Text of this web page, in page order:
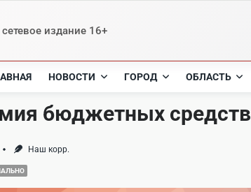
сетевое издание 16+
НОВОСТИ ГОРОД ОБЛАСТЬ
бюджетных средств
Наш корр.